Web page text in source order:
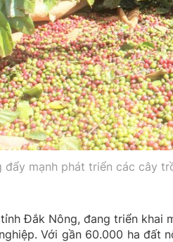
đẩy mạnh phát triển các cây
Đắk Nông, đang triển khai
Với gần 60.000 ha đất